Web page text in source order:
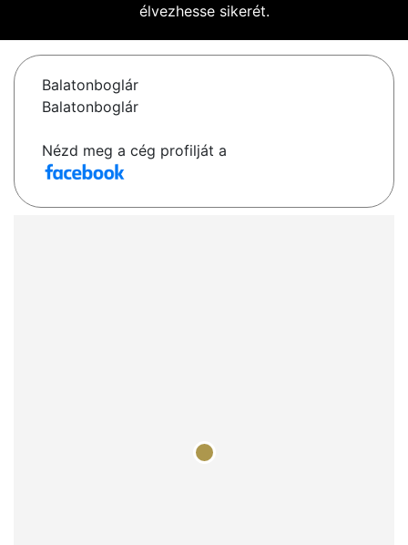
élvezhesse sikerét.
Balatonboglár
Balatonboglár
Nézd meg a cég profilját a